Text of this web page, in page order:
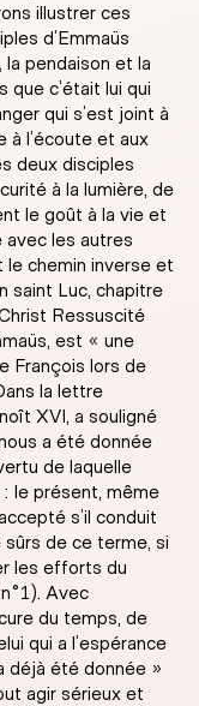
illustrer ces
d’Emmaüs
pendaison et la
que c’était lui qui
qui s’est joint à
à l’écoute et aux
deux disciples
à la lumière, de
le goût à la vie et
avec les autres
le chemin inverse et
saint Luc, chapitre
Ressuscité
est « une
François lors de
la lettre
XVI, a souligné
a été donnée
de laquelle
le présent, même
s’il conduit
de ce terme, si
les efforts du
Avec
du temps, de
qui a l’espérance
déjà été donnée »
agir sérieux et